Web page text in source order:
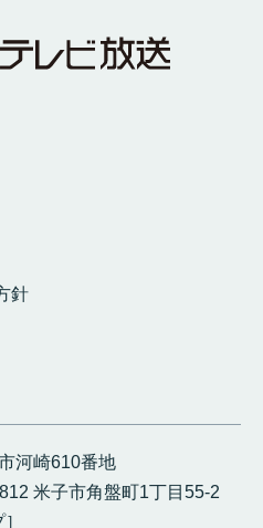
針
河崎610番地
米子市角盤町1丁目55-2